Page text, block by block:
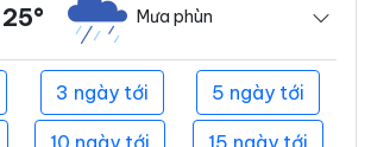
25° Mưa phùn
3 ngày tới 5 ngày tới
10 ngày tới 15 ngày tới